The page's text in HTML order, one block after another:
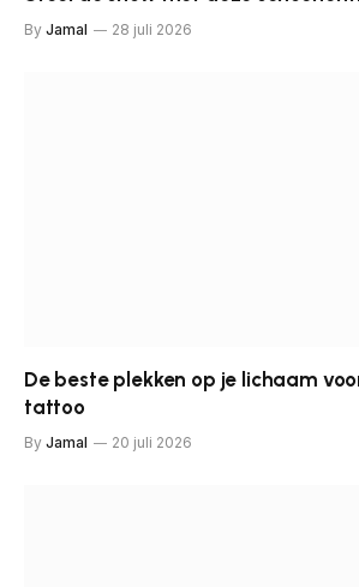
By Jamal 28 juli 2026
De beste plekken op je lichaam
tattoo
By Jamal 20 juli 2026